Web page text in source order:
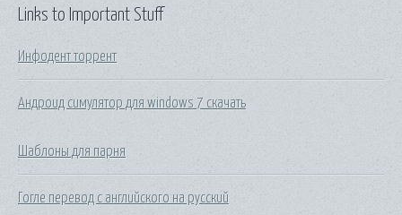
Links to Important Stuff
Инфодент торрент
Андроид симулятор для windows 7 скачать
Шаблоны для парня
Гогле перевод с английского на русский